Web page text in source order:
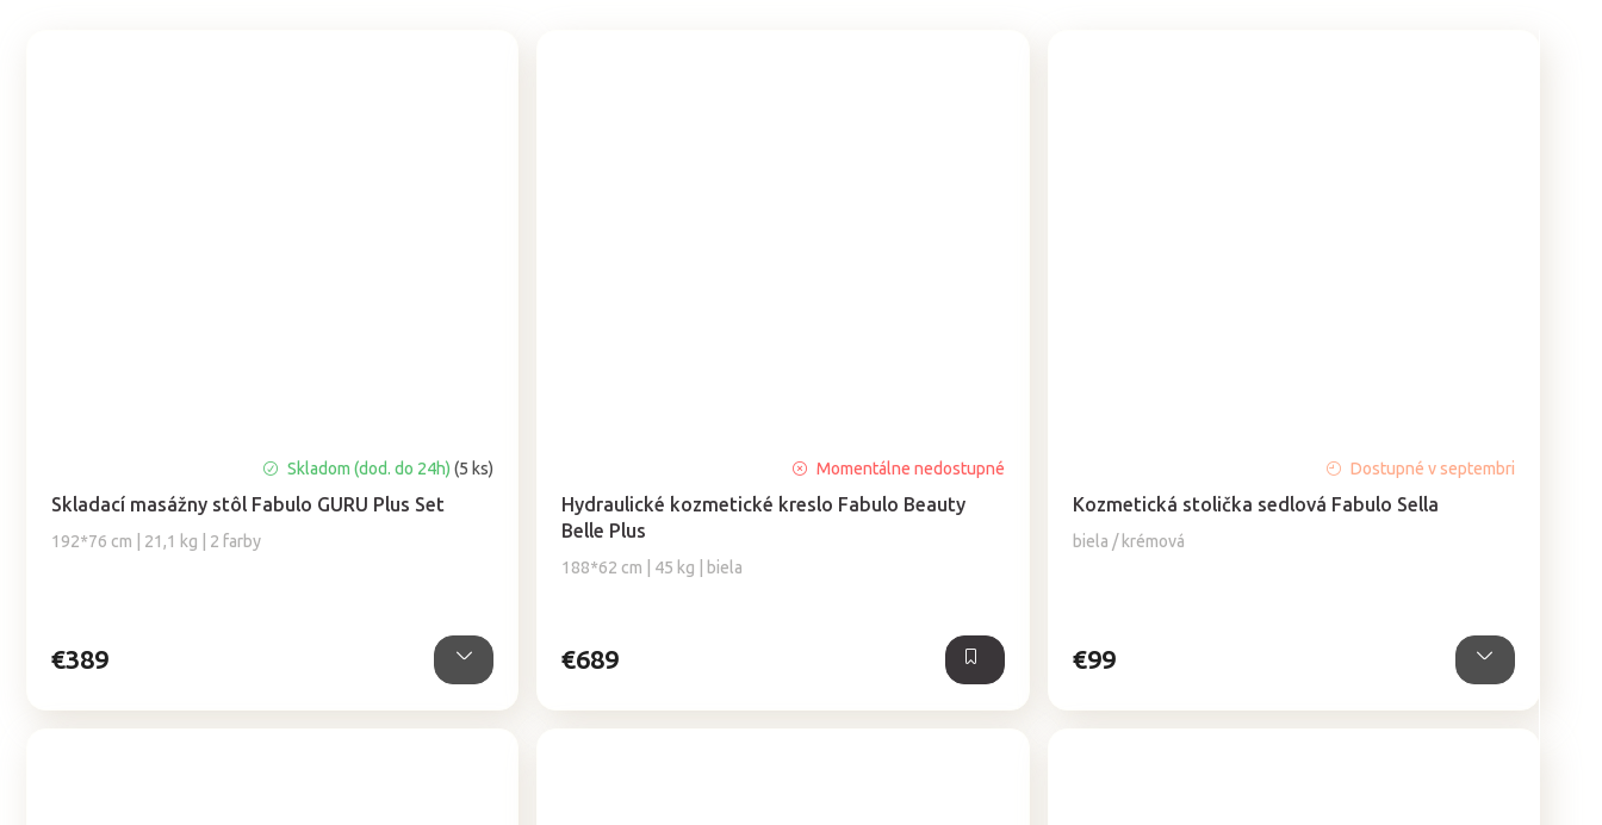
Skladací masážny stôl Fabulo GURU Plus Set
192*76 cm | 21,1 kg | 2 farby
hodnotenie
produktu
je
Skladom (dod. do 24h)(5 ks)
€389
Hydraulické kozmetické kreslo Fabulo Beauty
Belle Plus
188*62 cm | 45 kg | biela
hodnotenie
produktu
je
5,0
Momentálne nedostupné
€689
Kozmetická stolička sedlová Fabulo Sella
biela / krémová
hodnotenie
produktu
je
Dostupné v septembri
€99